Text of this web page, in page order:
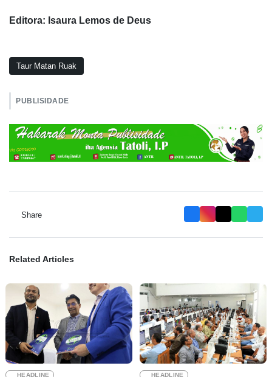
Editora: Isaura Lemos de Deus
Taur Matan Ruak
PUBLISIDADE
Share
Related Articles
HEADLINE HEADLINE